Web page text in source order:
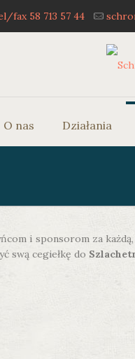
fax 58 713 57 44
O nas Działania
i sponsorom za
swą cegiełkę do